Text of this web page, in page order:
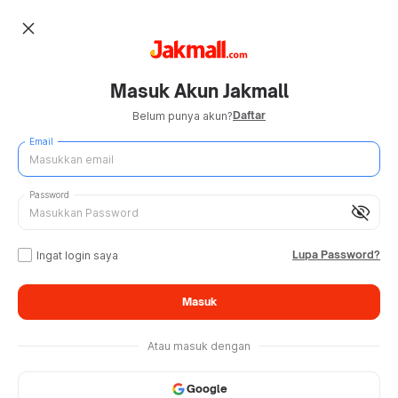
close
Masuk Akun Jakmall
Belum punya akun?Daftar
Email
visibility_off
Password
Ingat login saya Lupa Password?
Masuk
Atau masuk dengan
Google